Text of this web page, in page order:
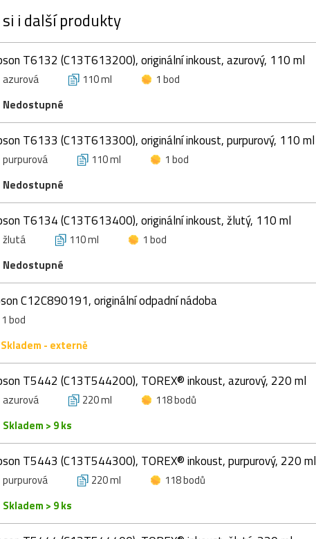
i další produkty
T6132 (C13T613200), originální inkoust, azurový, 110 ml
azurová 110 ml
1 bod
Nedostupné
T6133 (C13T613300), originální inkoust, purpurový, 110 ml
purpurová 110 ml
1 bod
Nedostupné
T6134 (C13T613400), originální inkoust, žlutý, 110 ml
žlutá 110 ml
1 bod
Nedostupné
C12C890191, originální odpadní nádoba
1 bod
Skladem - externě
T5442 (C13T544200), TOREX® inkoust, azurový, 220 ml
azurová 220 ml
118 bodů
Skladem > 9 ks
T5443 (C13T544300), TOREX® inkoust, purpurový, 220 ml
purpurová 220 ml
118 bodů
Skladem > 9 ks